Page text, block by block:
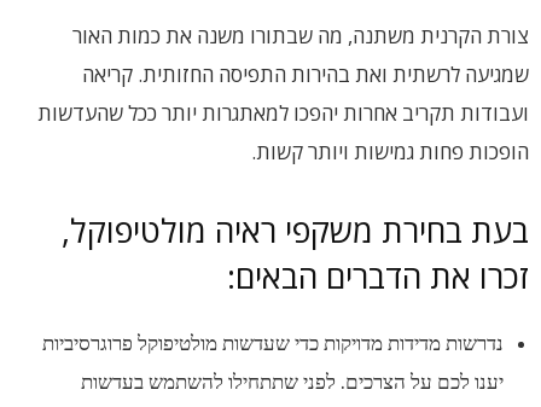
צורת הקרנית משתנה, מה שבתורו משנה את כמות האור
שמגיעה לרשתית ואת בהירות התפיסה החזותית. קריאה
ועבודות תקריב אחרות יהפכו למאתגרות יותר ככל שהעדשות
הופכות פחות גמישות ויותר קשות.
בעת בחירת משקפי ראיה מולטיפוקל,
זכרו את הדברים הבאים:
נדרשות מדידות מדויקות כדי שעדשות מולטיפוקל פרוגרסיביות
יענו לכם על הצרכים. לפני שתתחילו להשתמש בעדשות